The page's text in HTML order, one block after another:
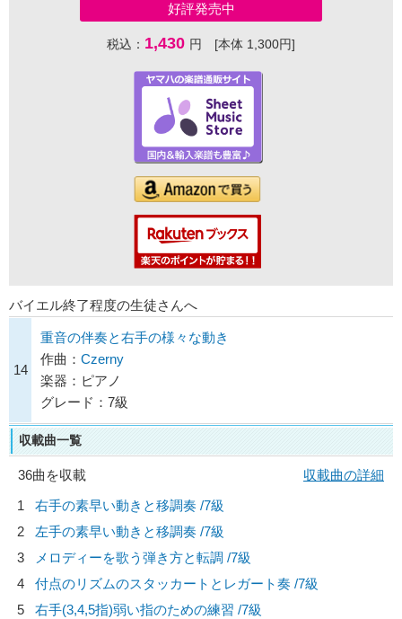
好評発売中
税込： 1,430 円 [本体 1,300円]
バイエル終了程度の生徒さんへ
14
重音の伴奏と右手の様々な動き
作曲： Czerny
楽器：ピアノ
グレード：7級
収載曲一覧
36曲を収載
収載曲の詳細
1
右手の素早い動きと移調奏 /7級
2
左手の素早い動きと移調奏 /7級
3
メロディーを歌う弾き方と転調 /7級
4
付点のリズムのスタッカートとレガート奏 /7級
5
右手(3,4,5指)弱い指のための練習 /7級